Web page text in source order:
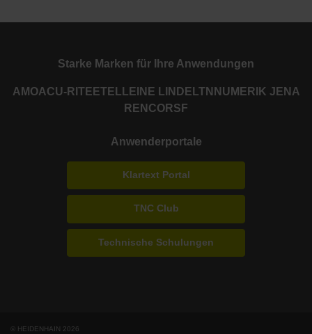
Starke Marken für Ihre Anwendungen
AMOACU-RITE ETEL LEINE LINDE LTN NUMERIK JENA
RENCORSF
Anwenderportale
Klartext Portal
TNC Club
Technische Schulungen
© HEIDENHAIN 2026